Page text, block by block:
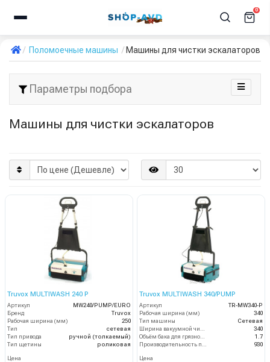
0
Поломоечные машины Машины для чистки эскалаторов
Параметры подбора
Машины для чистки эскалаторов
Truvox MULTIWASH 240 P
Артикул
MW240/PUMP/EURO
Бренд
Truvox
Рабочая ширина (мм)
250
Тип
сетевая
Тип привода
ручной (толкаемый)
Тип щетины
роликовая
Цена
Truvox MULTIWASH 340/PUMP
Артикул
TR-MW340-P
Рабочая ширина (мм)
340
Тип машины
Сетевая
340
1.7
930
Цена